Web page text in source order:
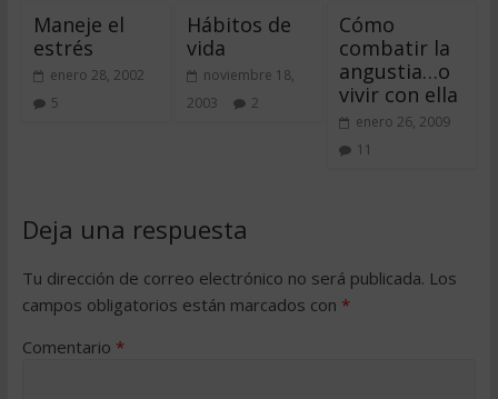
Maneje el
estrés
enero 28, 2002
5
Hábitos de
vida
noviembre 18,
2003
2
Cómo
combatir la
angustia…o
vivir con ella
enero 26, 2009
11
Deja una respuesta
Tu dirección de correo electrónico no será publicada. Los
campos obligatorios están marcados con *
Comentario *